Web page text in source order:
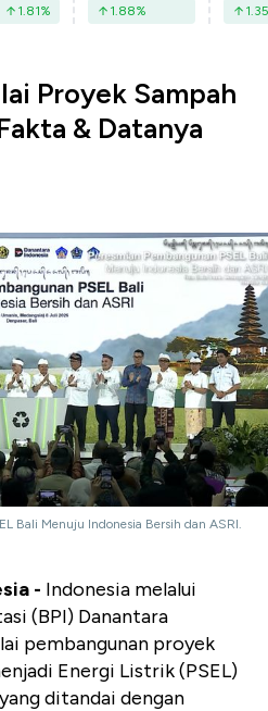
1.81% 1.88% 1.35
Proyek Sampah
& Datanya
Bali Menuju Indonesia Bersih dan ASRI.
- Indonesia melalui
(BPI) Danantara
pembangunan proyek
Energi Listrik (PSEL)
ditandai dengan